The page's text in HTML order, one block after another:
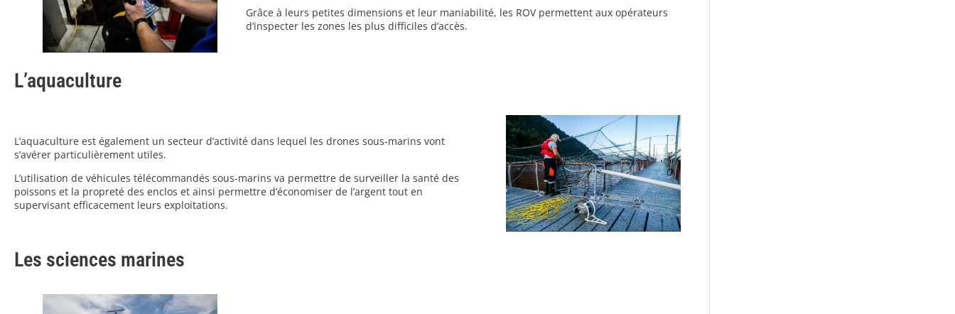
Grâce à leurs petites dimensions et leur maniabilité, les ROV permettent aux opérateurs
d’inspecter les zones les plus difficiles d’accès.
L’aquaculture
L’aquaculture est également un secteur d’activité dans lequel les drones sous-marins vont
s’avérer particulièrement utiles.
L’utilisation de véhicules télécommandés sous-marins va permettre de surveiller la santé des
poissons et la propreté des enclos et ainsi permettre d’économiser de l’argent tout en
supervisant efficacement leurs exploitations.
Les sciences marines